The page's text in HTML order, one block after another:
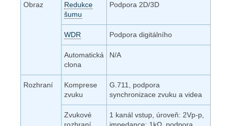
Obraz
Redukce
šumu
Podpora 2D/3D
WDR Podpora digitálního
Automatická
clona
N/A
Rozhraní
Komprese
zvuku
G.711, podpora
synchronizace zvuku a videa
Zvukové
1 kanál vstup, úroveň: 2Vp-p,